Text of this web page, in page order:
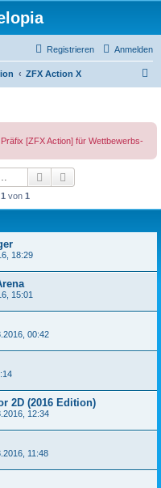
Anmelden
Registrieren
ZFX Action X
[ZFX Action] für Wettbewerbs-
Suche
1 von 1
18:29
15:01
00:42
2D (2016 Edition)
12:34
11:48